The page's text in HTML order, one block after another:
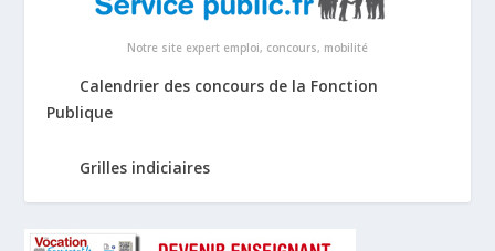
Notre site expert emploi, concours, mobilité
Calendrier des concours de la Fonction
Publique
Grilles indiciaires